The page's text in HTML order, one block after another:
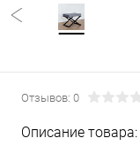
Отзывов: 0
Описание товара: